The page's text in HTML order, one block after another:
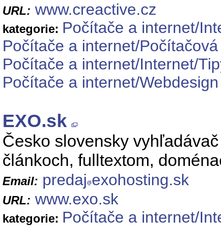
URL: www.creactive.cz
kategorie: Počítače a internet/
Počítače a internet/
Počítače a internet/Internet/
Počítače a internet/
EXO.sk
Česko slovensky
článkoch, fulltextom,
Email: predaj exohosting.sk
URL: www.exo.sk
kategorie: Počítače a internet/